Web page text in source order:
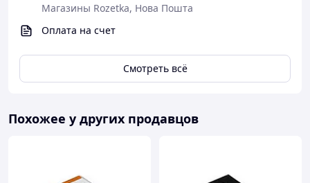
Магазины Rozetka, Нова Пошта
Оплата на счет
Смотреть всё
Похожее у других продавцов